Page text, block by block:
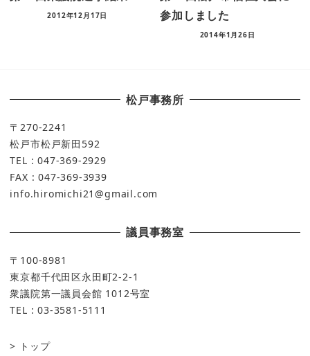
2012年12月17日
参加しました
2014年1月26日
松戸事務所
〒270-2241
松戸市松戸新田592
TEL : 047-369-2929
FAX : 047-369-3939
info.hiromichi21@gmail.com
議員事務室
〒100-8981
東京都千代田区永田町2-2-1
衆議院第一議員会館 1012号室
TEL : 03-3581-5111
トップ